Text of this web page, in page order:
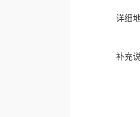
详细
补充